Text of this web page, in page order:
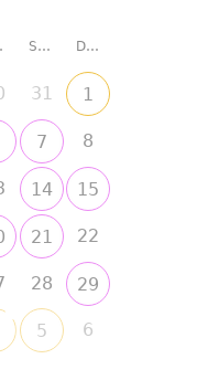
SAMEDI DIMANCHE
31 1
7 8
14 15
21 22
28 29
5 6